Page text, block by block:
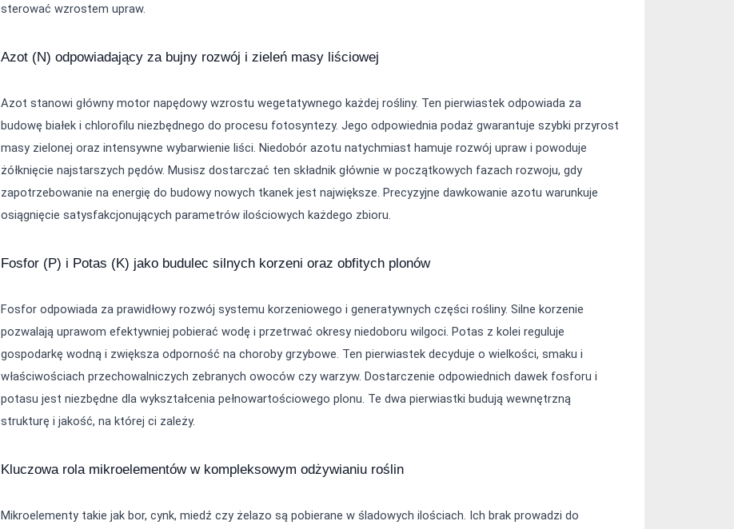
sterować wzrostem upraw.
Azot (N) odpowiadający za bujny rozwój i zieleń masy liściowej
Azot stanowi główny motor napędowy wzrostu wegetatywnego każdej rośliny. Ten pierwiastek odpowiada za
budowę białek i chlorofilu niezbędnego do procesu fotosyntezy. Jego odpowiednia podaż gwarantuje szybki przyrost
masy zielonej oraz intensywne wybarwienie liści. Niedobór azotu natychmiast hamuje rozwój upraw i powoduje
żółknięcie najstarszych pędów. Musisz dostarczać ten składnik głównie w początkowych fazach rozwoju, gdy
zapotrzebowanie na energię do budowy nowych tkanek jest największe. Precyzyjne dawkowanie azotu warunkuje
osiągnięcie satysfakcjonujących parametrów ilościowych każdego zbioru.
Fosfor (P) i Potas (K) jako budulec silnych korzeni oraz obfitych plonów
Fosfor odpowiada za prawidłowy rozwój systemu korzeniowego i generatywnych części rośliny. Silne korzenie
pozwalają uprawom efektywniej pobierać wodę i przetrwać okresy niedoboru wilgoci. Potas z kolei reguluje
gospodarkę wodną i zwiększa odporność na choroby grzybowe. Ten pierwiastek decyduje o wielkości, smaku i
właściwościach przechowalniczych zebranych owoców czy warzyw. Dostarczenie odpowiednich dawek fosforu i
potasu jest niezbędne dla wykształcenia pełnowartościowego plonu. Te dwa pierwiastki budują wewnętrzną
strukturę i jakość, na której ci zależy.
Kluczowa rola mikroelementów w kompleksowym odżywianiu roślin
Mikroelementy takie jak bor, cynk, miedź czy żelazo są pobierane w śladowych ilościach. Ich brak prowadzi do